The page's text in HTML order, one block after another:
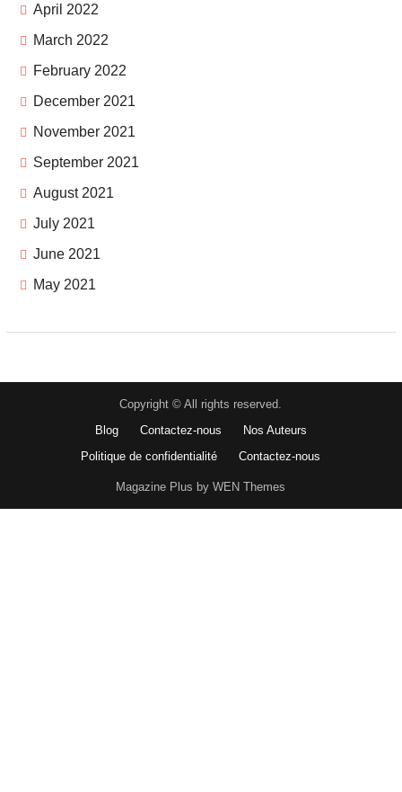
April 2022
March 2022
February 2022
December 2021
November 2021
September 2021
August 2021
July 2021
June 2021
May 2021
Copyright © All rights reserved.
Blog
Contactez-nous
Nos Auteurs
Politique de confidentialité
Contactez-nous
Magazine Plus by WEN Themes